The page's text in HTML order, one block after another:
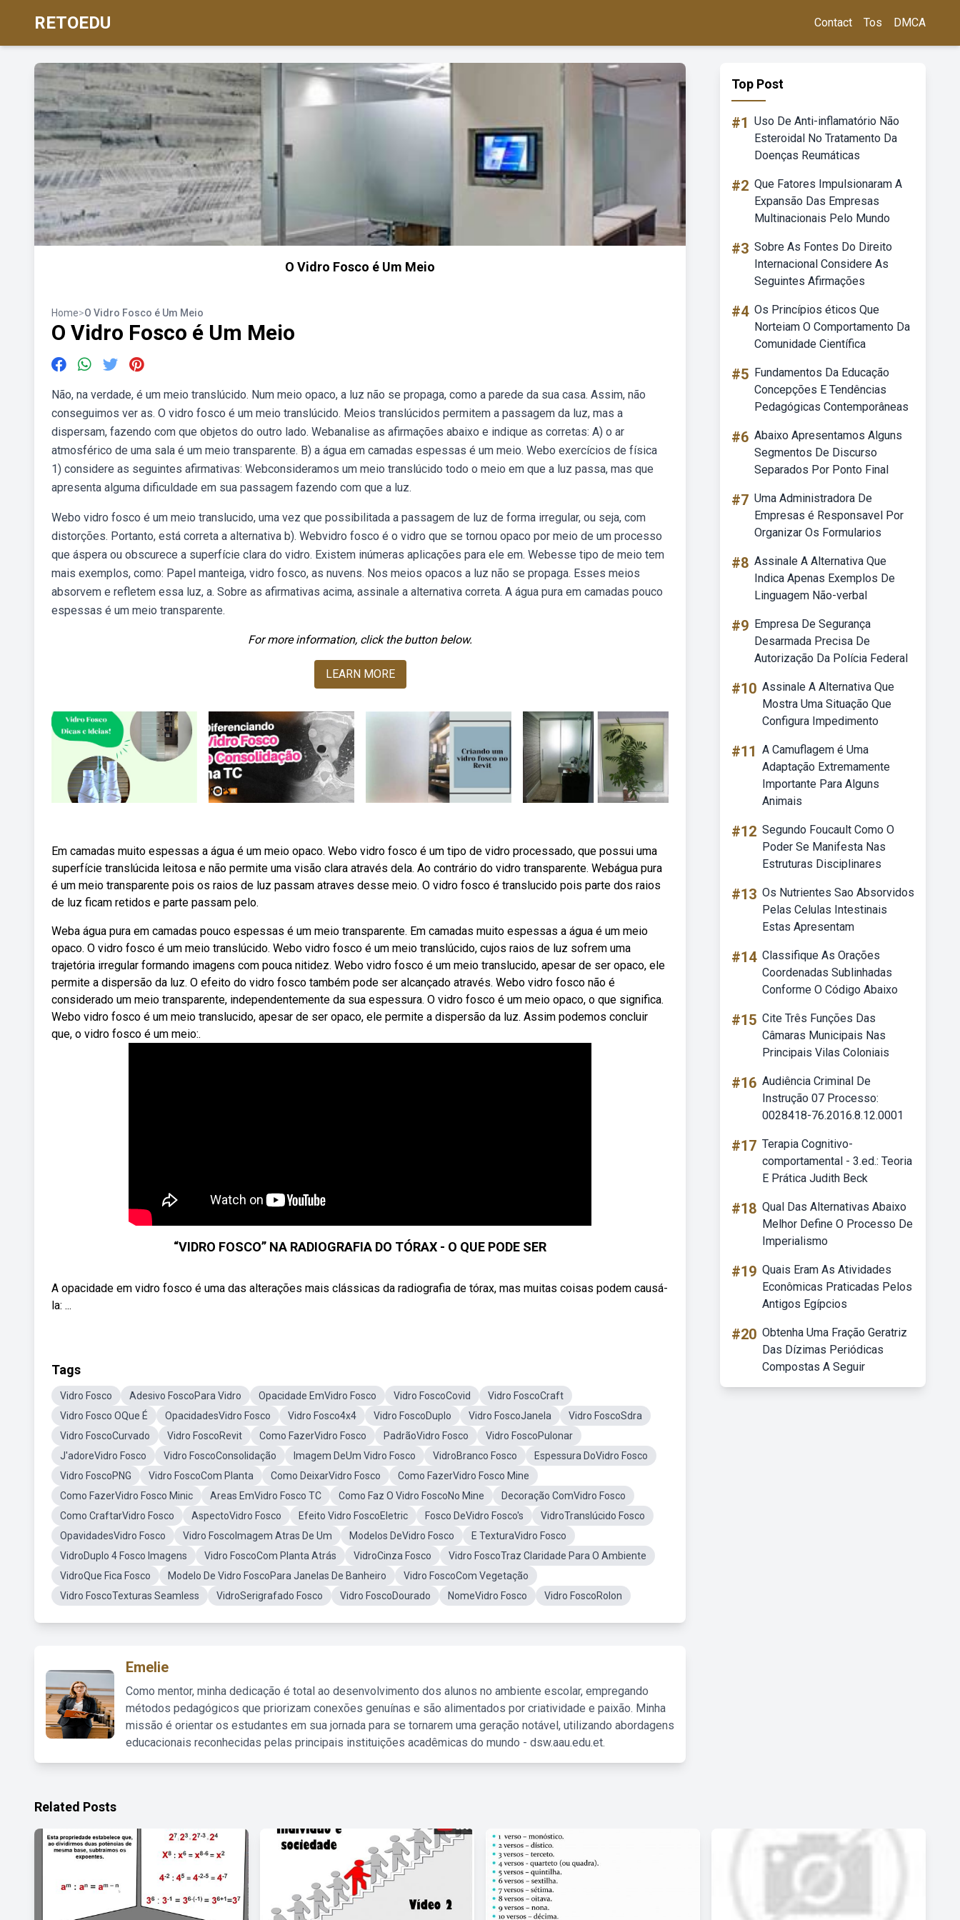
RETOEDU Contact Tos DMCA
O Vidro Fosco é Um Meio
Home>O Vidro Fosco é Um Meio
O Vidro Fosco é Um Meio
Não, na verdade, é um meio translúcido. Num meio opaco, a luz não se propaga, como a parede da sua casa. Assim, não
conseguimos ver as. O vidro fosco é um meio translúcido. Meios translúcidos permitem a passagem da luz, mas a
dispersam, fazendo com que objetos do outro lado. Webanalise as afirmações abaixo e indique as corretas: A) o ar
atmosférico de uma sala é um meio transparente. B) a água em camadas espessas é um meio. Webo exercícios de física
1) considere as seguintes afirmativas: Webconsideramos um meio translúcido todo o meio em que a luz passa, mas que
apresenta alguma dificuldade em sua passagem fazendo com que a luz.
Webo vidro fosco é um meio translucido, uma vez que possibilitada a passagem de luz de forma irregular, ou seja, com
distorções. Portanto, está correta a alternativa b). Webvidro fosco é o vidro que se tornou opaco por meio de um processo
que áspera ou obscurece a superfície clara do vidro. Existem inúmeras aplicações para ele em. Webesse tipo de meio tem
mais exemplos, como: Papel manteiga, vidro fosco, as nuvens. Nos meios opacos a luz não se propaga. Esses meios
absorvem e refletem essa luz, a. Sobre as afirmativas acima, assinale a alternativa correta. A água pura em camadas pouco
espessas é um meio transparente.
For more information, click the button below.
LEARN MORE
Em camadas muito espessas a água é um meio opaco. Webo vidro fosco é um tipo de vidro processado, que possui uma
superfície translúcida leitosa e não permite uma visão clara através dela. Ao contrário do vidro transparente. Webágua pura
é um meio transparente pois os raios de luz passam atraves desse meio. O vidro fosco é translucido pois parte dos raios
de luz ficam retidos e parte passam pelo.
Weba água pura em camadas pouco espessas é um meio transparente. Em camadas muito espessas a água é um meio
opaco. O vidro fosco é um meio translúcido. Webo vidro fosco é um meio translúcido, cujos raios de luz sofrem uma
trajetória irregular formando imagens com pouca nitidez. Webo vidro fosco é um meio translucido, apesar de ser opaco, ele
permite a dispersão da luz. O efeito do vidro fosco também pode ser alcançado através. Webo vidro fosco não é
considerado um meio transparente, independentemente da sua espessura. O vidro fosco é um meio opaco, o que significa.
Webo vidro fosco é um meio translucido, apesar de ser opaco, ele permite a dispersão da luz. Assim podemos concluir
que, o vidro fosco é um meio:.
“VIDRO FOSCO” NA RADIOGRAFIA DO TÓRAX - O QUE PODE SER
A opacidade em vidro fosco é uma das alterações mais clássicas da radiografia de tórax, mas muitas coisas podem causá-
la: ...
Tags
Vidro Fosco Adesivo FoscoPara Vidro Opacidade EmVidro Fosco Vidro FoscoCovid
Vidro FoscoCraft
Vidro Fosco OQue É
OpacidadesVidro Fosco Vidro Fosco4x4 Vidro FoscoDuplo Vidro FoscoJanela
Vidro FoscoSdra
Vidro FoscoCurvado
Vidro FoscoRevit Como FazerVidro Fosco PadrãoVidro Fosco
Vidro FoscoPulonar
J'adoreVidro Fosco
Vidro FoscoConsolidação Imagem DeUm Vidro Fosco VidroBranco Fosco
Espessura DoVidro Fosco
Vidro FoscoPNG
Vidro FoscoCom Planta Como DeixarVidro Fosco
Como FazerVidro Fosco Mine
Como FazerVidro Fosco Minic
Areas EmVidro Fosco TC Como Faz O Vidro FoscoNo Mine
Decoração ComVidro Fosco
Como CraftarVidro Fosco
AspectoVidro Fosco Efeito Vidro FoscoEletric Fosco DeVidro Fosco's
VidroTranslúcido Fosco
OpavidadesVidro Fosco
Vidro FoscoImagem Atras De Um Modelos DeVidro Fosco
E TexturaVidro Fosco
VidroDuplo 4 Fosco Imagens
Vidro FoscoCom Planta Atrás VidroCinza Fosco
Vidro FoscoTraz Claridade Para O Ambiente
VidroQue Fica Fosco
Modelo De Vidro FoscoPara Janelas De Banheiro
Vidro FoscoCom Vegetação
Vidro FoscoTexturas Seamless
VidroSerigrafado Fosco Vidro FoscoDourado NomeVidro Fosco Vidro FoscoRolon
Emelie
Como mentor, minha dedicação é total ao desenvolvimento dos alunos no ambiente escolar, empregando
métodos pedagógicos que priorizam conexões genuínas e são alimentados por criatividade e paixão. Minha
missão é orientar os estudantes em sua jornada para se tornarem uma geração notável, utilizando abordagens
educacionais reconhecidas pelas principais instituições acadêmicas do mundo - dsw.aau.edu.et.
Top Post
#1 Uso De Anti-inflamatório Não
Esteroidal No Tratamento Da
Doenças Reumáticas
#2 Que Fatores Impulsionaram A
Expansão Das Empresas
Multinacionais Pelo Mundo
#3 Sobre As Fontes Do Direito
Internacional Considere As
Seguintes Afirmações
#4 Os Princípios éticos Que
Norteiam O Comportamento Da
Comunidade Científica
#5 Fundamentos Da Educação
Concepções E Tendências
Pedagógicas Contemporâneas
#6 Abaixo Apresentamos Alguns
Segmentos De Discurso
Separados Por Ponto Final
#7 Uma Administradora De
Empresas é Responsavel Por
Organizar Os Formularios
#8 Assinale A Alternativa Que
Indica Apenas Exemplos De
Linguagem Não-verbal
#9 Empresa De Segurança
Desarmada Precisa De
Autorização Da Polícia Federal
#10 Assinale A Alternativa Que
Mostra Uma Situação Que
Configura Impedimento
#11 A Camuflagem é Uma
Adaptação Extremamente
Importante Para Alguns
Animais
#12 Segundo Foucault Como O
Poder Se Manifesta Nas
Estruturas Disciplinares
#13 Os Nutrientes Sao Absorvidos
Pelas Celulas Intestinais
Estas Apresentam
#14 Classifique As Orações
Coordenadas Sublinhadas
Conforme O Código Abaixo
#15 Cite Três Funções Das
Câmaras Municipais Nas
Principais Vilas Coloniais
#16 Audiência Criminal De
Instrução 07 Processo:
0028418-76.2016.8.12.0001
#17 Terapia Cognitivo-
comportamental - 3.ed.: Teoria
E Prática Judith Beck
#18 Qual Das Alternativas Abaixo
Melhor Define O Processo De
Imperialismo
#19 Quais Eram As Atividades
Econômicas Praticadas Pelos
Antigos Egípcios
#20 Obtenha Uma Fração Geratriz
Das Dízimas Periódicas
Compostas A Seguir
Related Posts